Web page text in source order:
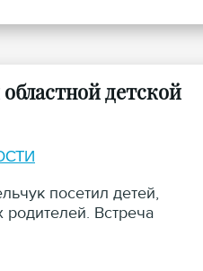
детской
посетил детей,
Встреча